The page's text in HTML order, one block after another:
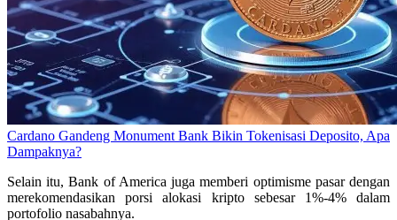
Cardano Gandeng Monument Bank Bikin Tokenisasi Deposito, Apa
Dampaknya?
Selain itu, Bank of America juga memberi optimisme pasar dengan
merekomendasikan porsi alokasi kripto sebesar 1%-4% dalam
portofolio nasabahnya.